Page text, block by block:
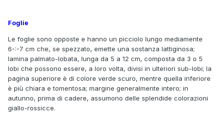
Foglie
Le foglie sono opposte e hanno un picciolo lungo mediamente
6-:-7 cm che, se spezzato, emette una sostanza lattiginosa;
lamina palmato-lobata, lunga da 5 a 12 cm, composta da 3 o 5
lobi che possono essere, a loro volta, divisi in ulteriori sub-lobi; la
pagina superiore è di colore verde scuro, mentre quella inferiore
è più chiara e tomentosa; margine generalmente intero; in
autunno, prima di cadere, assumono delle splendide colorazioni
giallo-rossicce.